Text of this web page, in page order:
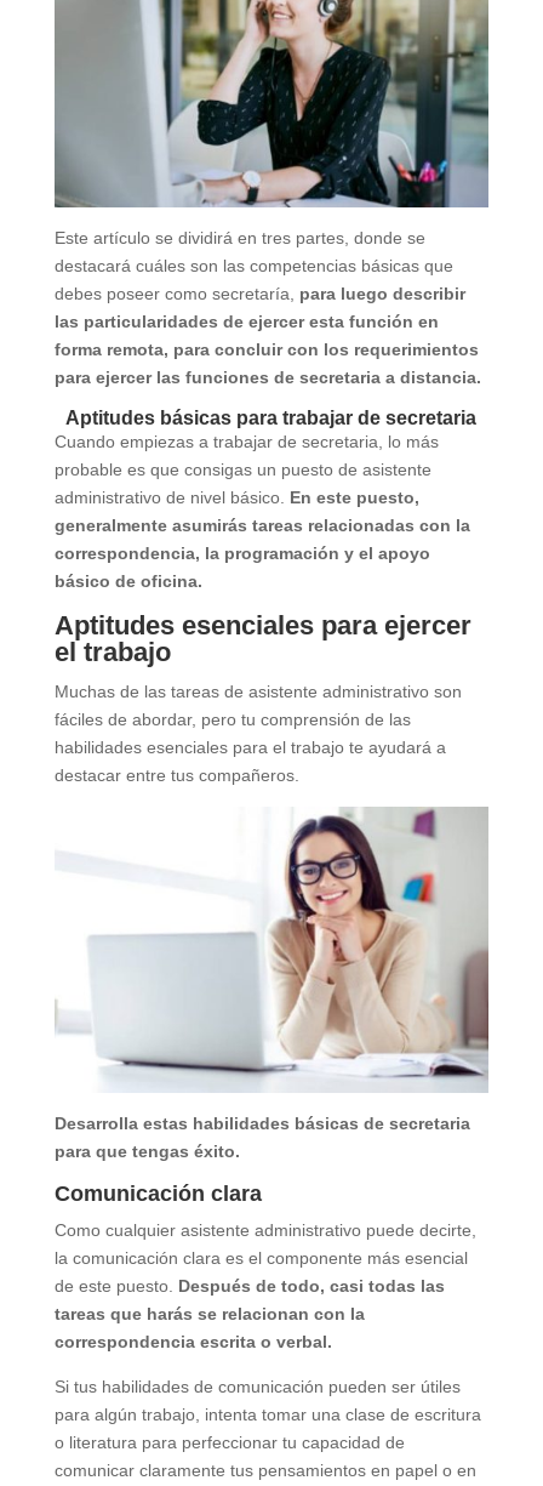
Este artículo se dividirá en tres partes, donde se
destacará cuáles son las competencias básicas que
debes poseer como secretaría, para luego describir
las particularidades de ejercer esta función en
forma remota, para concluir con los requerimientos
para ejercer las funciones de secretaria a distancia.
Aptitudes básicas para trabajar de secretaria
Cuando empiezas a trabajar de secretaria, lo más
probable es que consigas un puesto de asistente
administrativo de nivel básico. En este puesto,
generalmente asumirás tareas relacionadas con la
correspondencia, la programación y el apoyo
básico de oficina.
Aptitudes esenciales para ejercer
el trabajo
Muchas de las tareas de asistente administrativo son
fáciles de abordar, pero tu comprensión de las
habilidades esenciales para el trabajo te ayudará a
destacar entre tus compañeros.
Desarrolla estas habilidades básicas de secretaria
para que tengas éxito.
Comunicación clara
Como cualquier asistente administrativo puede decirte,
la comunicación clara es el componente más esencial
de este puesto. Después de todo, casi todas las
tareas que harás se relacionan con la
correspondencia escrita o verbal.
Si tus habilidades de comunicación pueden ser útiles
para algún trabajo, intenta tomar una clase de escritura
o literatura para perfeccionar tu capacidad de
comunicar claramente tus pensamientos en papel o en